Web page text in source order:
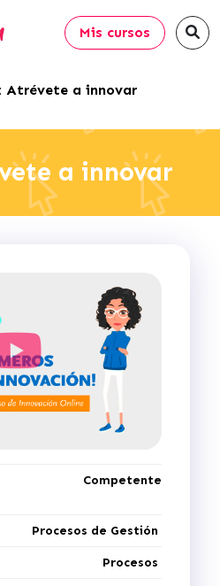
Mis cursos
Atrévete a innovar
a innovar
Competente
Procesos de Gestión
Procesos